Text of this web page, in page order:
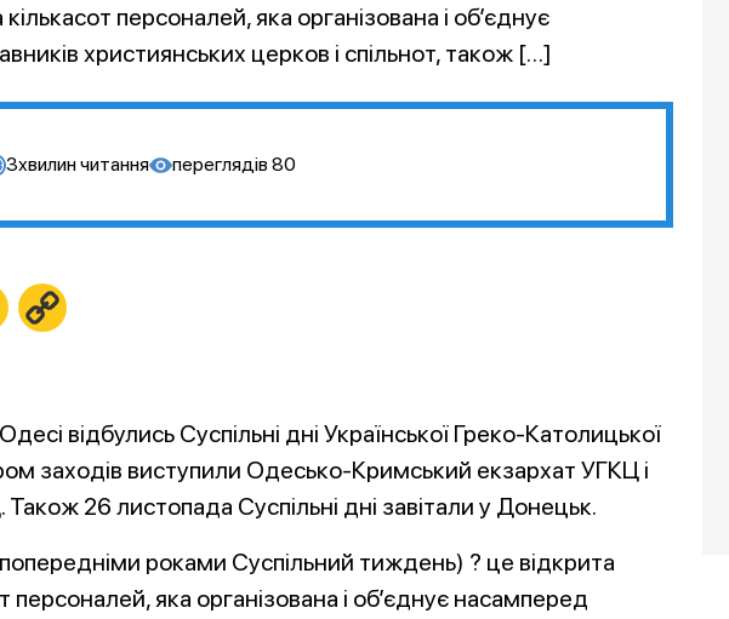
персоналей, яка організована і об’єднує
християнських церков і спільнот, також […]
3хвилин читання переглядів 80
LinkedIn
відбулись Суспільні дні Української Греко-Католицької
заходів виступили Одесько-Кримський екзархат УГКЦ і
26 листопада Суспільні дні завітали у Донецьк.
роками Суспільний тиждень) ? це відкрита
персоналей, яка організована і об’єднує насамперед